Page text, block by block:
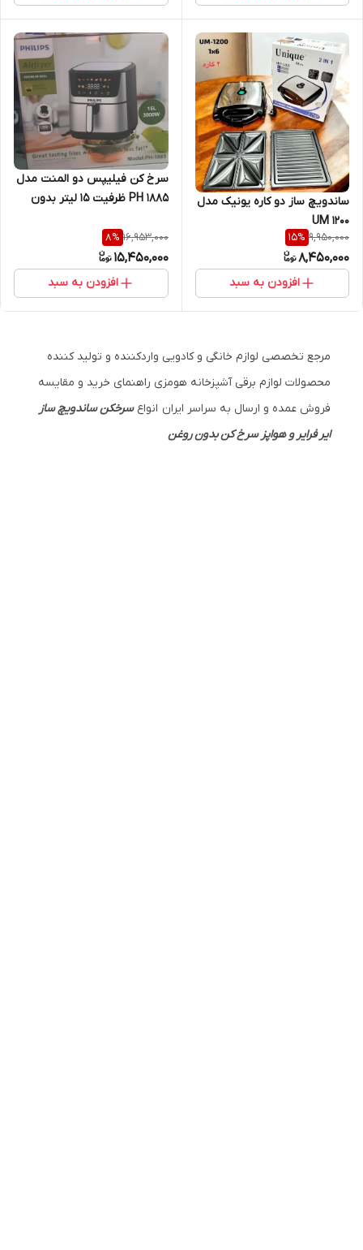
ساندویچ ساز دو کاره یونیک مدل
UM 1200
9,950,000
15%
8,450,000
افزودن به سبد
سرخ کن فیلیپس دو المنت مدل
PH 1885 ظرفیت ۱۵ لیتر بدون
16,953,000
8%
15,450,000
افزودن به سبد
مرجع تخصصی لوازم خانگی و کادویی واردکننده و تولید کننده
محصولات لوازم برقی آشپزخانه هومزی راهنمای خرید و مقایسه
فروش عمده و ارسال به سراسر ایران انواعسرخکن ساندویچ ساز
ایر فرایر و هواپز سرخ کن بدون روغن